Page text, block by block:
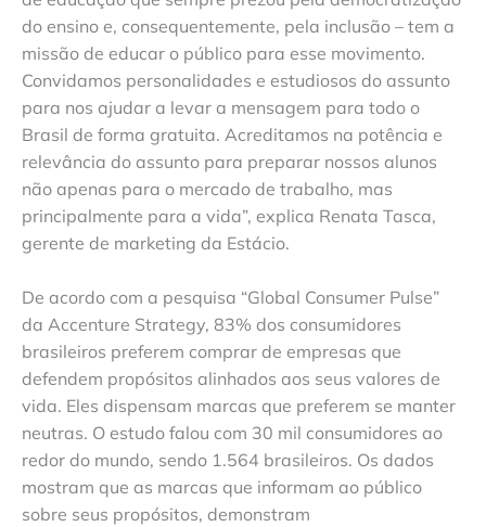
do ensino e, consequentemente, pela inclusão – tem a
missão de educar o público para esse movimento.
Convidamos personalidades e estudiosos do assunto
para nos ajudar a levar a mensagem para todo o
Brasil de forma gratuita. Acreditamos na potência e
relevância do assunto para preparar nossos alunos
não apenas para o mercado de trabalho, mas
principalmente para a vida”, explica Renata Tasca,
gerente de marketing da Estácio.
De acordo com a pesquisa “Global Consumer Pulse”
da Accenture Strategy, 83% dos consumidores
brasileiros preferem comprar de empresas que
defendem propósitos alinhados aos seus valores de
vida. Eles dispensam marcas que preferem se manter
neutras. O estudo falou com 30 mil consumidores ao
redor do mundo, sendo 1.564 brasileiros. Os dados
mostram que as marcas que informam ao público
sobre seus propósitos, demonstram